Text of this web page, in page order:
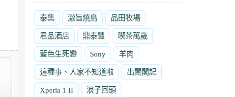
泰集 激旨燒鳥 品田牧場
君品酒店 鼎泰豐 喫茶萬歲
藍色生死戀 Sony 羊肉
這種事、人家不知道啦 出閨閣記
Xperia 1 II 浪子回頭